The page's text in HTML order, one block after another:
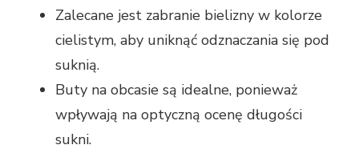
Zalecane jest zabranie bielizny w kolorze
cielistym, aby uniknąć odznaczania się pod
suknią.
Buty na obcasie są idealne, ponieważ
wpływają na optyczną ocenę długości
sukni.